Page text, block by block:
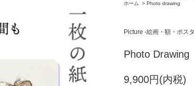
ホーム
> Photo drawing
Picture -絵画・額・ポス
Photo Drawing
9,900円(内税)